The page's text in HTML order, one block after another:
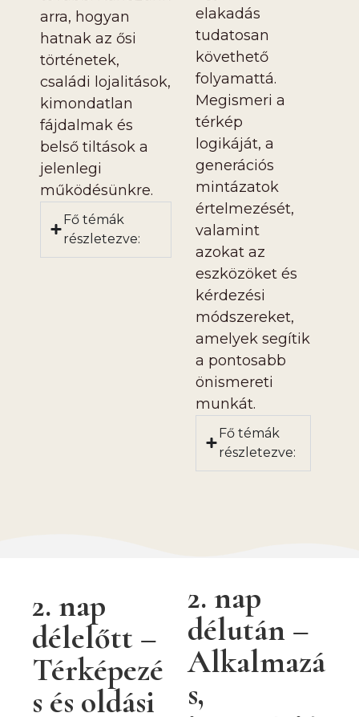
arra, hogyan
hatnak az ősi
történetek,
családi lojalitások,
kimondatlan
fájdalmak és
belső tiltások a
jelenlegi
működésünkre.
Fő témák
részletezve:
elakadás
tudatosan
követhető
folyamattá.
Megismeri a
térkép
logikáját, a
generációs
mintázatok
értelmezését,
valamint
azokat az
eszközöket és
kérdezési
módszereket,
amelyek segítik
a pontosabb
önismereti
munkát.
Fő témák
részletezve:
2. nap
délelőtt –
Térképezé
s és oldási
2. nap
délután –
Alkalmazá
s,